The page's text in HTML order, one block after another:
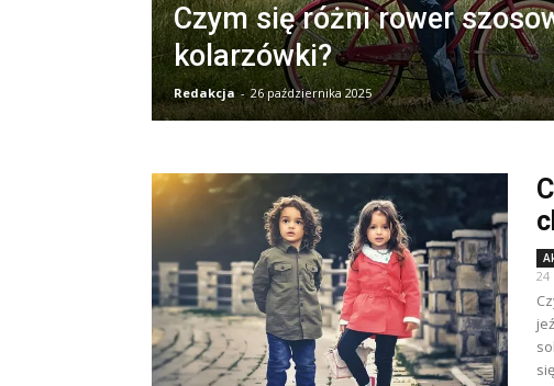
Czym się różni rower
kolarzówki?
Redakcja - 26 października 2025
24